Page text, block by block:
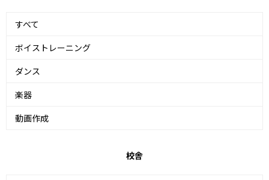
すべて
ボイストレーニング
ダンス
楽器
動画作成
校舎